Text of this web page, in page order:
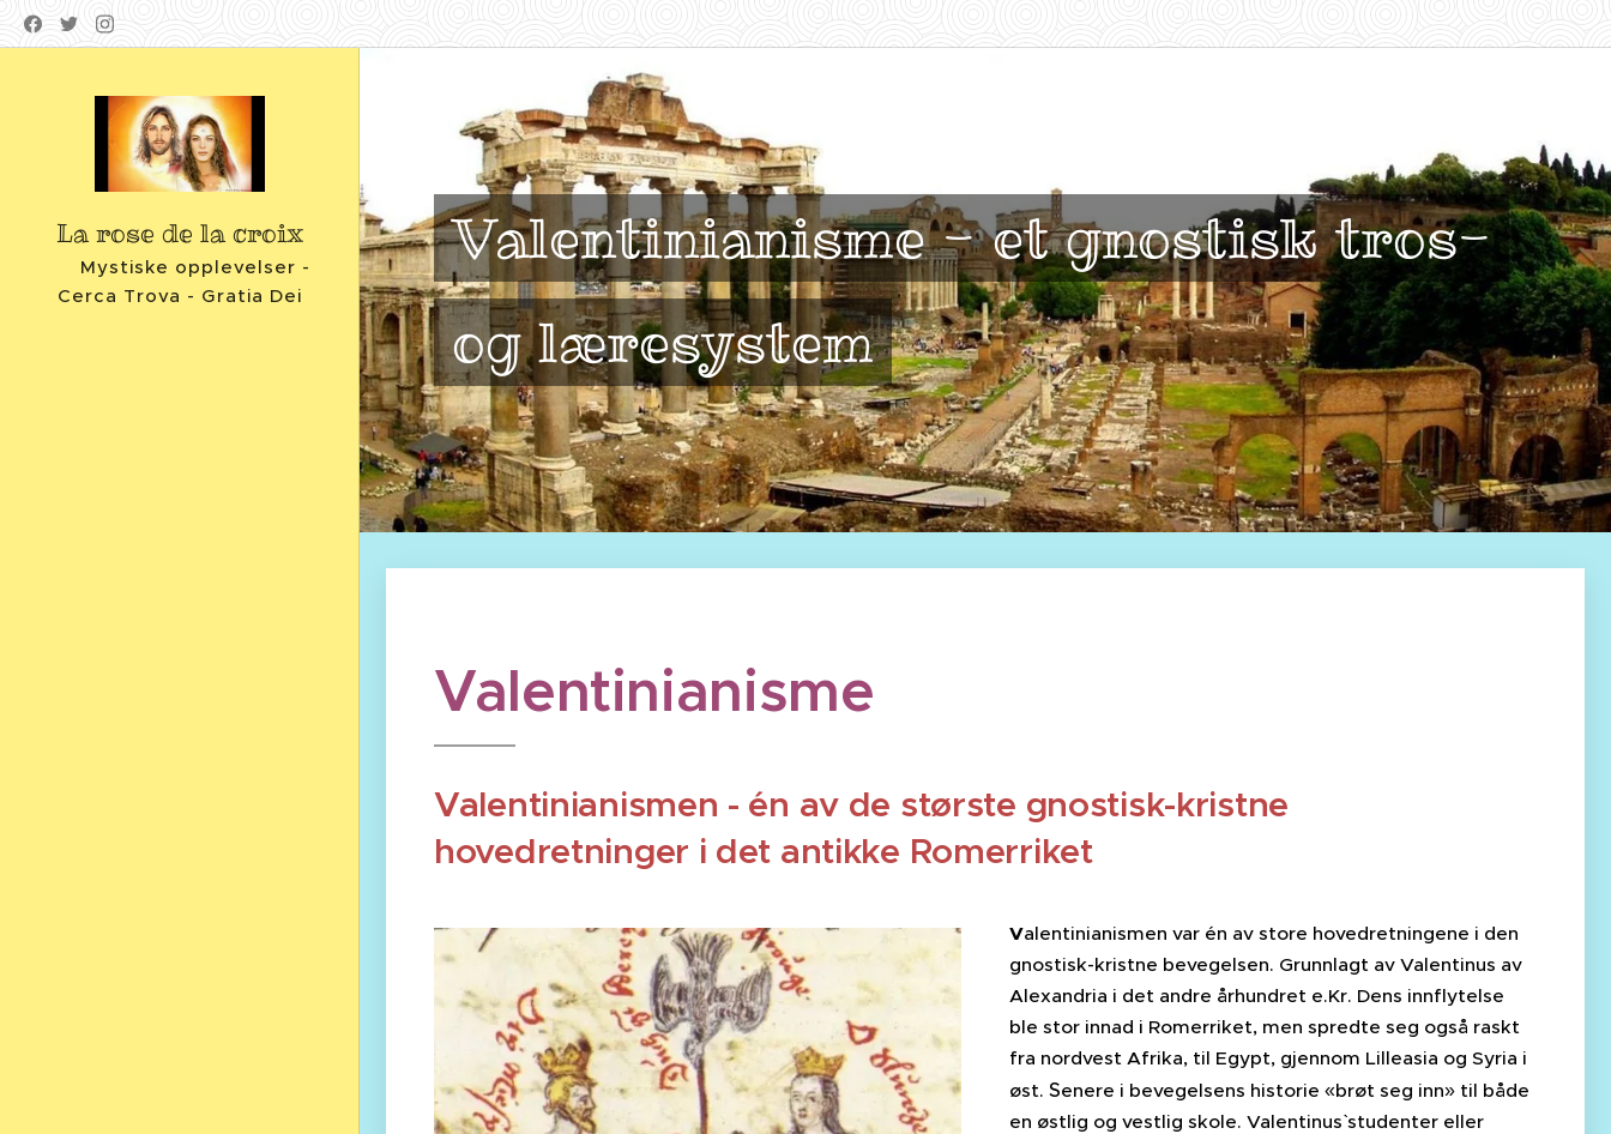
La rose de la croix
Mystiske opplevelser -
Cerca Trova - Gratia Dei
Valentinianisme - et gnostisk tros-
og læresystem
Valentinianisme
Valentinianismen - én av de største gnostisk-kristne
hovedretninger i det antikke Romerriket
Valentinianismen var én av store hovedretningene i den
gnostisk-kristne bevegelsen. Grunnlagt av Valentinus av
Alexandria i det andre århundret e.Kr. Dens innflytelse
ble stor innad i Romerriket, men spredte seg også raskt
fra nordvest Afrika, til Egypt, gjennom Lilleasia og Syria i
øst. Senere i bevegelsens historie «brøt seg inn» til både
en østlig og vestlig skole. Valentinus` studenter eller